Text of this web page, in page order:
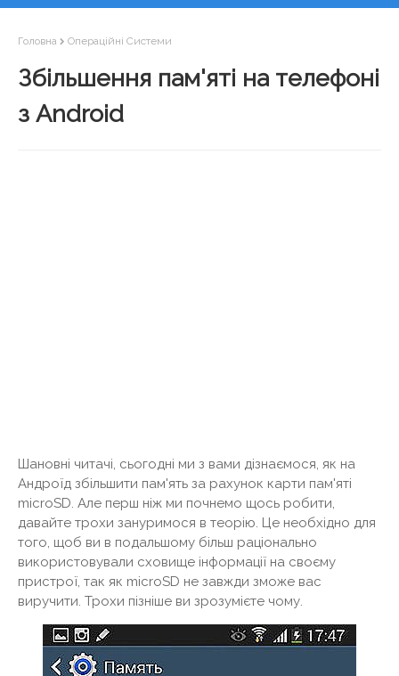
Головна Операційні Системи
Збільшення пам'яті на телефоні
з Android
Шановні читачі, сьогодні ми з вами дізнаємося, як на
Андроїд збільшити пам'ять за рахунок карти пам'яті
microSD. Але перш ніж ми почнемо щось робити,
давайте трохи зануримося в теорію. Це необхідно для
того, щоб ви в подальшому більш раціонально
використовували сховище інформації на своєму
пристрої, так як microSD не завжди зможе вас
виручити. Трохи пізніше ви зрозумієте чому.